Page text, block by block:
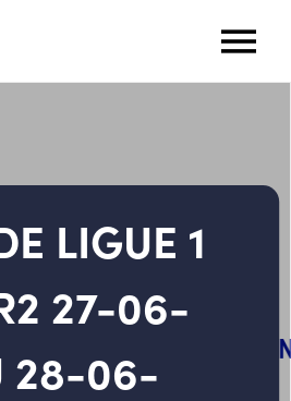
LIGUE 1
27-06-
28-06-